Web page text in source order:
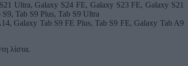
Ultra, Galaxy S24 FE, Galaxy S23 FE, Galaxy S21
Tab S9 Plus, Tab S9 Ultra
Galaxy Tab S9 FE Plus, Tab S9 FE, Galaxy Tab A9
λίστα.